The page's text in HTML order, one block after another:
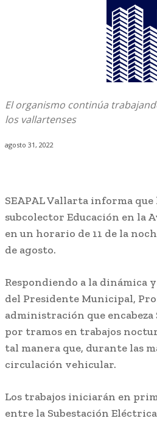
El organismo continúa
los vallartenses
agosto 31, 2022
SEAPAL Vallarta informa
subcolector Educación en la
en un horario de 11 de la
de agosto.
Respondiendo a la dinámica
del Presidente Municipal,
administración que
por tramos en trabajos
tal manera que, durante las
circulación vehicular.
Los trabajos iniciarán en
entre la Subestación